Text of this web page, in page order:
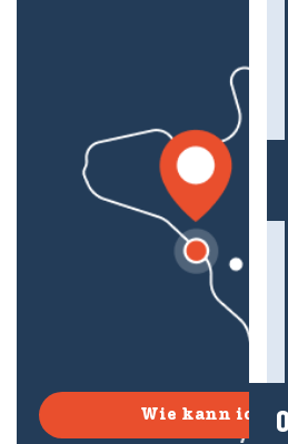
Wie kann ich